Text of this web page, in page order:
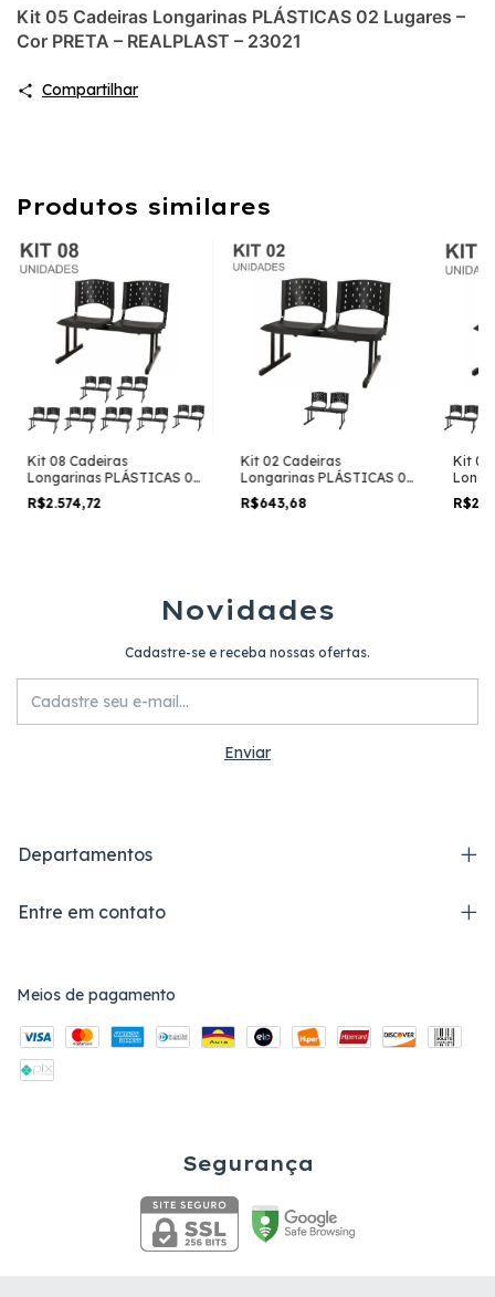
Kit 05 Cadeiras Longarinas PLÁSTICAS 02 Lugares –
Cor PRETA – REALPLAST – 23021
Compartilhar
Produtos similares
Kit 08 Cadeiras
Longarinas PLÁSTICAS 02
Lugares – Cor PRETA –
REALPLAST – 23024
R$2.574,72
Kit 02 Cadeiras
Longarinas PLÁSTICAS 02
Lugares – Cor PRETA –
REALPLAST – 23018
R$643,68
Kit 07
Novidades
Cadastre-se e receba nossas ofertas.
Departamentos
Entre em contato
Meios de pagamento
Segurança